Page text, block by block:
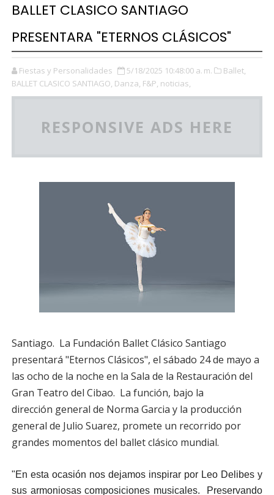
BALLET CLASICO SANTIAGO
PRESENTARA "ETERNOS CLÁSICOS"
Fiestas y Personalidades 5/18/2025 10:48:00 a. m.
Ballet,
BALLET CLASICO SANTIAGO, Danza, F&P, noticias,
RESPONSIVE ADS HERE
Santiago. La Fundación Ballet Clásico Santiago
presentará "Eternos Clásicos", el sábado 24 de mayo a
las ocho de la noche en la Sala de la Restauración del
Gran Teatro del Cibao. La función, bajo la
dirección general de Norma Garcia y la producción
general de Julio Suarez, promete un recorrido por
grandes momentos del ballet clásico mundial.
"En esta ocasión nos dejamos inspirar por Leo Delibes y
sus armoniosas composiciones musicales. Preservando